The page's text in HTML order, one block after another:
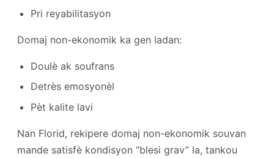
Pri reyabilitasyon
Domaj non-ekonomik ka gen ladan:
Doulè ak soufrans
Detrès emosyonèl
Pèt kalite lavi
Nan Florid, rekipere domaj non-ekonomik souvan
mande satisfè kondisyon “blesi grav” la, tankou